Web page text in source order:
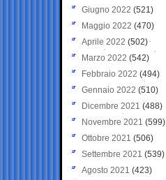
Giugno 2022 (521)
Maggio 2022 (470)
Aprile 2022 (502)
Marzo 2022 (542)
Febbraio 2022 (494)
Gennaio 2022 (510)
Dicembre 2021 (488)
Novembre 2021 (599)
Ottobre 2021 (506)
Settembre 2021 (539)
Agosto 2021 (423)